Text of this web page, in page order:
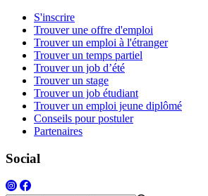
S'inscrire
Trouver une offre d'emploi
Trouver un emploi à l'étranger
Trouver un temps partiel
Trouver un job d’été
Trouver un stage
Trouver un job étudiant
Trouver un emploi jeune diplômé
Conseils pour postuler
Partenaires
Social